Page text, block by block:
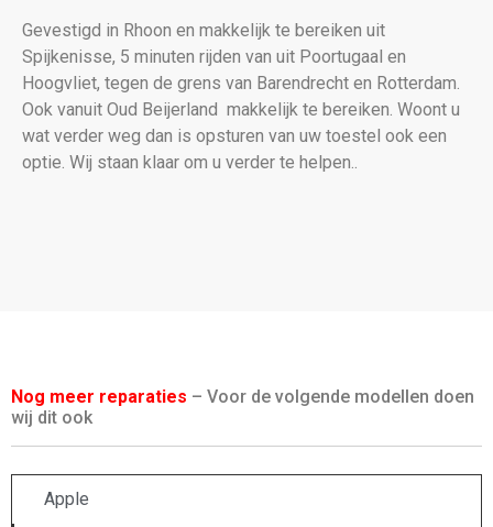
Gevestigd in Rhoon en makkelijk te bereiken uit
Spijkenisse, 5 minuten rijden van uit Poortugaal en
Hoogvliet, tegen de grens van Barendrecht en Rotterdam.
Ook vanuit Oud Beijerland makkelijk te bereiken. Woont u
wat verder weg dan is opsturen van uw toestel ook een
optie. Wij staan klaar om u verder te helpen..
Nog meer reparaties – Voor de volgende modellen doen
wij dit ook
Apple